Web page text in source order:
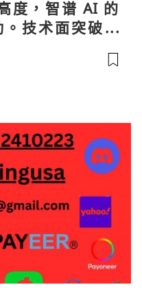
度，智谱 AI 的
技术面突破在
目标先看 170，
潮来临前享受泡